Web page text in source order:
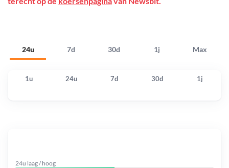
24u 7d 30d 1j Max
1u 24u 7d 30d 1j
24u laag / hoog